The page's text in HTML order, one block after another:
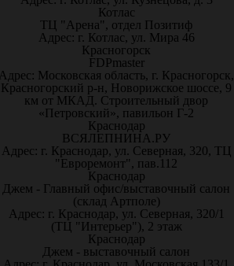
Котлас
ТЦ "Арена", отдел Позитиф
Адрес: г. Котлас, ул. Мира 46
Красногорск
FDPmaster
Московская область, г. Красногорск,
Красногорский р-н, Новорижское шоссе, 9
км от МКАД. Строительный двор
«Петровский», павильон Г-2
Краснодар
ВСЯЛЕПНИНА.РУ
Адрес: г. Краснодар, ул. Северная, 320, ТЦ
"Евроремонт", пав.112
Краснодар
Джем - Главный офис/выставочный салон
(склад Артполе)
Адрес: г. Краснодар, ул. Северная, 320/1
(ТЦ "Интерьер"), 2 этаж
Краснодар
Джем - выставочный салон